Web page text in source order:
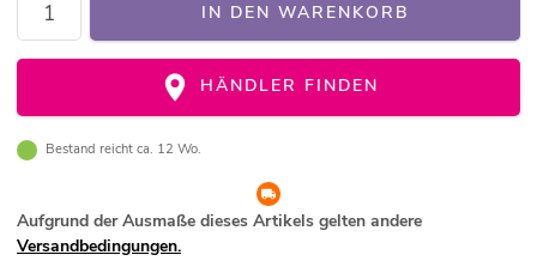
IN DEN WARENKORB
HÄNDLER FINDEN
Bestand reicht ca. 12 Wo.
Aufgrund der Ausmaße dieses Artikels gelten andere
Versandbedingungen.